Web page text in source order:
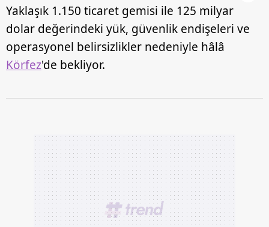
Yaklaşık 1.150 ticaret gemisi ile 125 milyar
dolar değerindeki yük, güvenlik endişeleri ve
operasyonel belirsizlikler nedeniyle hâlâ
Körfez'de bekliyor.